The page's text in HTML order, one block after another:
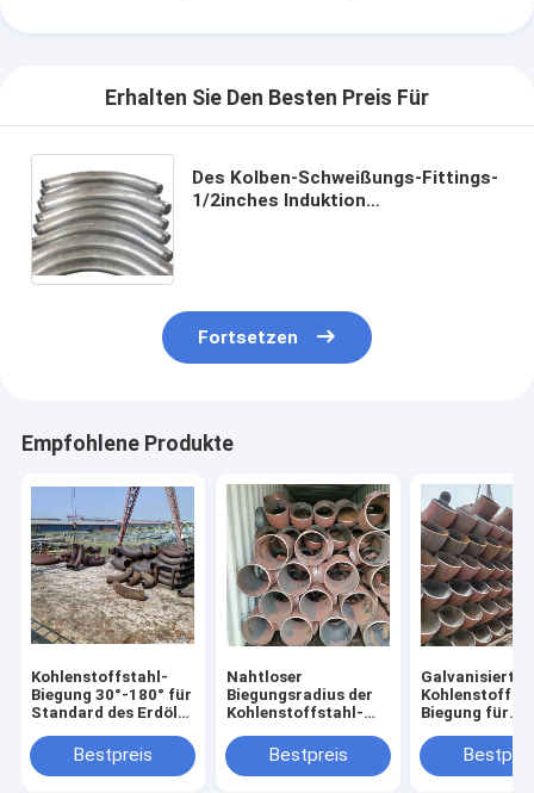
Erhalten Sie Den Besten Preis Für
Des Kolben-Schweißungs-Fittings-
1/2inches Induktion
Fortsetzen
Empfohlene Produkte
Kohlenstoffstahl-
Biegung 30°-180° für
Standard des Erdöl-
Bestpreis
Nahtloser
Biegungsradius der
Kohlenstoffstahl-
Holzetui-2D-10D
Bestpreis
Galvanisierte
Biegung für
Anwendungs-
Wandstärke